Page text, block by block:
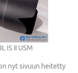
IS II USM
nyt sivuun heitetty